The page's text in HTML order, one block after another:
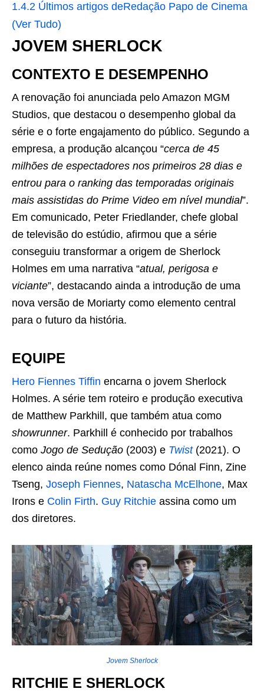
1.4.2 Últimos artigos deRedação Papo de Cinema
(Ver Tudo)
JOVEM SHERLOCK
CONTEXTO E DESEMPENHO
A renovação foi anunciada pelo Amazon MGM
Studios, que destacou o desempenho global da
série e o forte engajamento do público. Segundo a
empresa, a produção alcançou “cerca de 45
milhões de espectadores nos primeiros 28 dias e
entrou para o ranking das temporadas originais
mais assistidas do Prime Video em nível mundial”.
Em comunicado, Peter Friedlander, chefe global
de televisão do estúdio, afirmou que a série
conseguiu transformar a origem de Sherlock
Holmes em uma narrativa “atual, perigosa e
viciante”, destacando ainda a introdução de uma
nova versão de Moriarty como elemento central
para o futuro da história.
EQUIPE
Hero Fiennes Tiffin encarna o jovem Sherlock
Holmes. A série tem roteiro e produção executiva
de Matthew Parkhill, que também atua como
showrunner. Parkhill é conhecido por trabalhos
como Jogo de Sedução (2003) e Twist(2021). O
elenco ainda reúne nomes como Dónal Finn, Zine
Tseng, Joseph Fiennes, Natascha McElhone, Max
Irons e Colin Firth. Guy Ritchie assina como um
dos diretores.
Jovem Sherlock
RITCHIE E SHERLOCK